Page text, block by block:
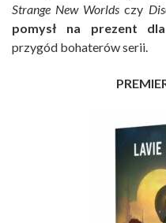
Strange New Worlds czy
pomysł na prezent
przygód bohaterów serii.